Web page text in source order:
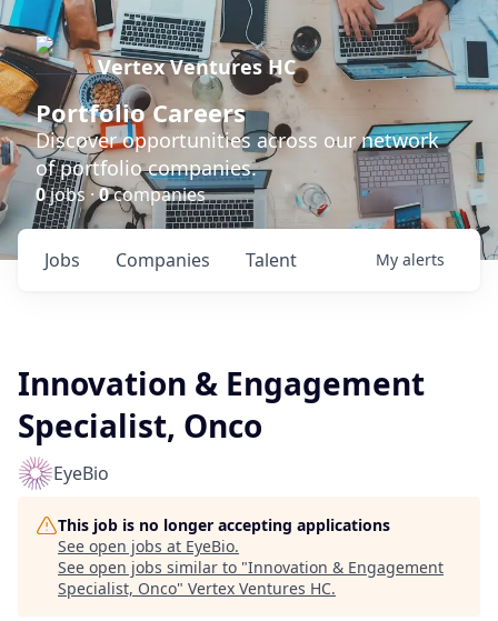
Vertex Ventures HC
Portfolio Careers
Discover opportunities across our network
of portfolio companies.
0jobs ·0companies
Jobs Companies Talent My alerts
Innovation & Engagement
Specialist, Onco
EyeBio
This job is no longer accepting applications
See open jobs at EyeBio.
See open jobs similar to "Innovation & Engagement
Specialist, Onco" Vertex Ventures HC.